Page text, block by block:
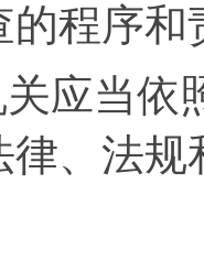
的程序和
应当依
律、法